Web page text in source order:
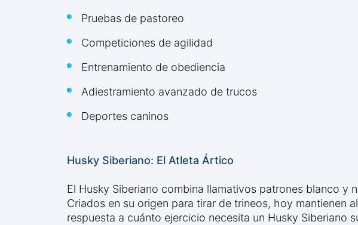
Pruebas de pastoreo
Competiciones de agilidad
Entrenamiento de obediencia
Adiestramiento avanzado de trucos
Deportes caninos
Husky Siberiano: El Atleta Ártico
El Husky Siberiano combina llamativos patrones blanco y
Criados en su origen para tirar de trineos, hoy mantienen
respuesta a cuánto ejercicio necesita un Husky Siberiano